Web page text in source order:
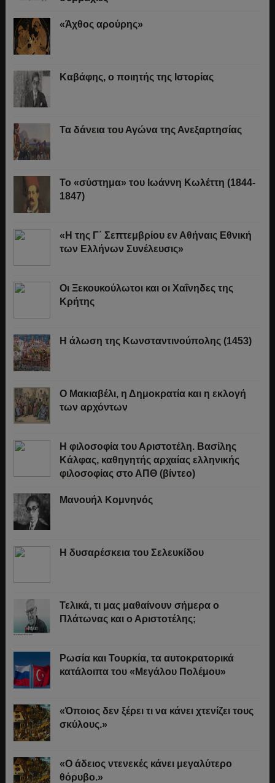
«Άχθος αρούρης»
Καβάφης, ο ποιητής της Ιστορίας
Τα δάνεια του Αγώνα της Ανεξαρτησίας
Το «σύστημα» του Ιωάννη Κωλέττη (1844-
1847)
«Η της Γ΄ Σεπτεμβρίου εν Αθήναις Εθνική
των Ελλήνων Συνέλευσις»
Οι Ξεκουκούλωτοι και οι Χαΐνηδες της
Κρήτης
Η άλωση της Κωνσταντινούπολης (1453)
Ο Μακιαβέλι, η Δημοκρατία και η εκλογή
των αρχόντων
Η φιλοσοφία του Αριστοτέλη. Βασίλης
Κάλφας, καθηγητής αρχαίας ελληνικής
φιλοσοφίας στο ΑΠΘ (βίντεο)
Μανουήλ Κομνηνός
Η δυσαρέσκεια του Σελευκίδου
Τελικά, τι μας μαθαίνουν σήμερα ο
Πλάτωνας και ο Αριστοτέλης;
Ρωσία και Τουρκία, τα αυτοκρατορικά
κατάλοιπα του «Μεγάλου Πολέμου»
«Όποιος δεν ξέρει τι να κάνει χτενίζει τους
σκύλους.»
«Ο άδειος ντενεκές κάνει μεγαλύτερο
θόρυβο.»